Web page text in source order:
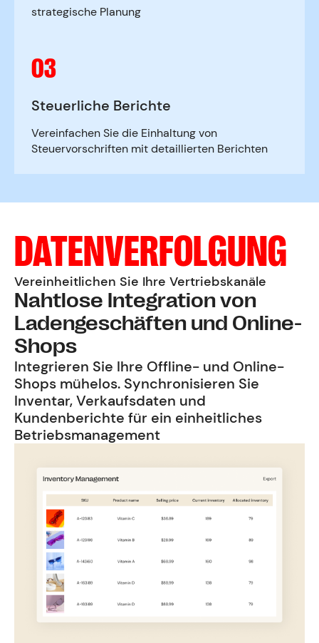
strategische Planung
03
Steuerliche Berichte
Vereinfachen Sie die Einhaltung von
Steuervorschriften mit detaillierten Berichten
DATENVERFOLGUNG
Vereinheitlichen Sie Ihre Vertriebskanäle
Nahtlose Integration von
Ladengeschäften und Online-
Shops
Integrieren Sie Ihre Offline- und Online-
Shops mühelos. Synchronisieren Sie
Inventar, Verkaufsdaten und
Kundenberichte für ein einheitliches
Betriebsmanagement